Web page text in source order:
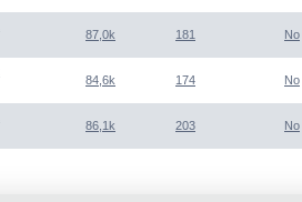
87,0k 181 No
84,6k 174 No
86,1k 203 No